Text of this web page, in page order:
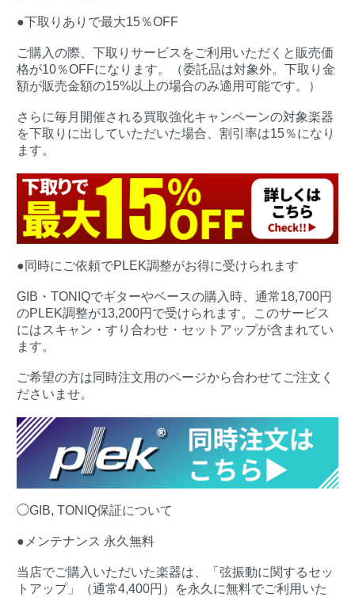
●下取りありで最大15％OFF
ご購入の際、下取りサービスをご利用いただくと販売価
格が10％OFFになります。（委託品は対象外。下取り金
額が販売金額の15%以上の場合のみ適用可能です。）
さらに毎月開催される買取強化キャンペーンの対象楽器
を下取りに出していただいた場合、割引率は15％になり
ます。
●同時にご依頼でPLEK調整がお得に受けられます
GIB・TONIQでギターやベースの購入時、通常18,700円
のPLEK調整が13,200円で受けられます。このサービス
にはスキャン・すり合わせ・セットアップが含まれてい
ます。
ご希望の方は同時注文用のページから合わせてご注文く
ださいませ。
◯GIB, TONIQ保証について
●メンテナンス 永久無料
当店でご購入いただいた楽器は、「弦振動に関するセッ
トアップ」（通常4,400円）を永久に無料でご利用いた